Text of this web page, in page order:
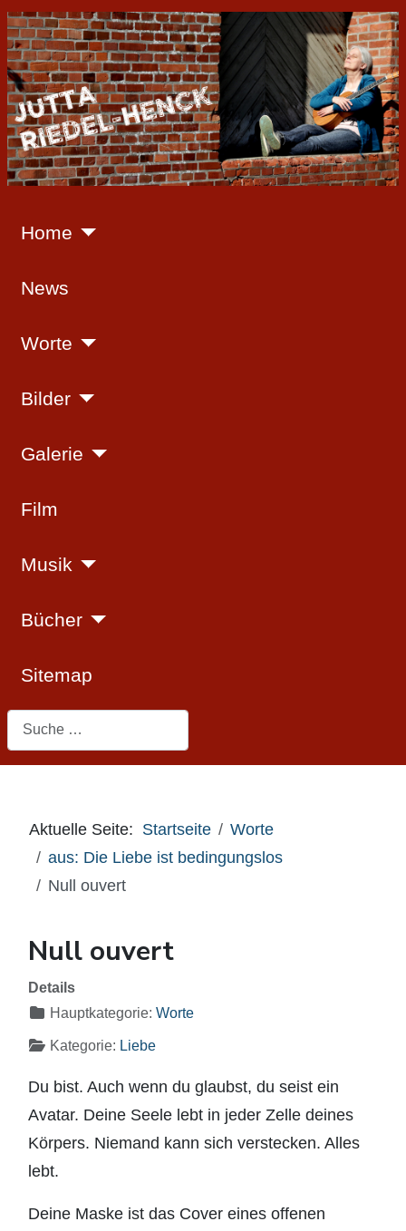
Home
News
Worte
Bilder
Galerie
Film
Musik
Bücher
Sitemap
Suchen
Aktuelle Seite: Startseite
Worte
aus: Die Liebe ist bedingungslos
Null ouvert
Null ouvert
Details
Hauptkategorie: Worte
Kategorie: Liebe
Du bist. Auch wenn du glaubst, du seist ein
Avatar. Deine Seele lebt in jeder Zelle deines
Körpers. Niemand kann sich verstecken. Alles
lebt.
Deine Maske ist das Cover eines offenen